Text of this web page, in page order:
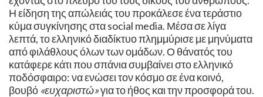
Η είδηση της απώλειάς του προκάλεσε ένα τεράστιο
κύμα συγκίνησης στα social media. Μέσα σε λίγα
λεπτά, το ελληνικό διαδίκτυο πλημμύρισε με μηνύματα
από φιλάθλους όλων των ομάδων. Ο θάνατός του
κατάφερε κάτι που σπάνια συμβαίνει στο ελληνικό
ποδόσφαιρο: να ενώσει τον κόσμο σε ένα κοινό,
βουβό «ευχαριστώ»για το ήθος και την προσφορά του.